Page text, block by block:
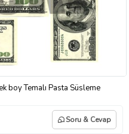
boy Temalı Pasta Süsleme
Soru & Cevap